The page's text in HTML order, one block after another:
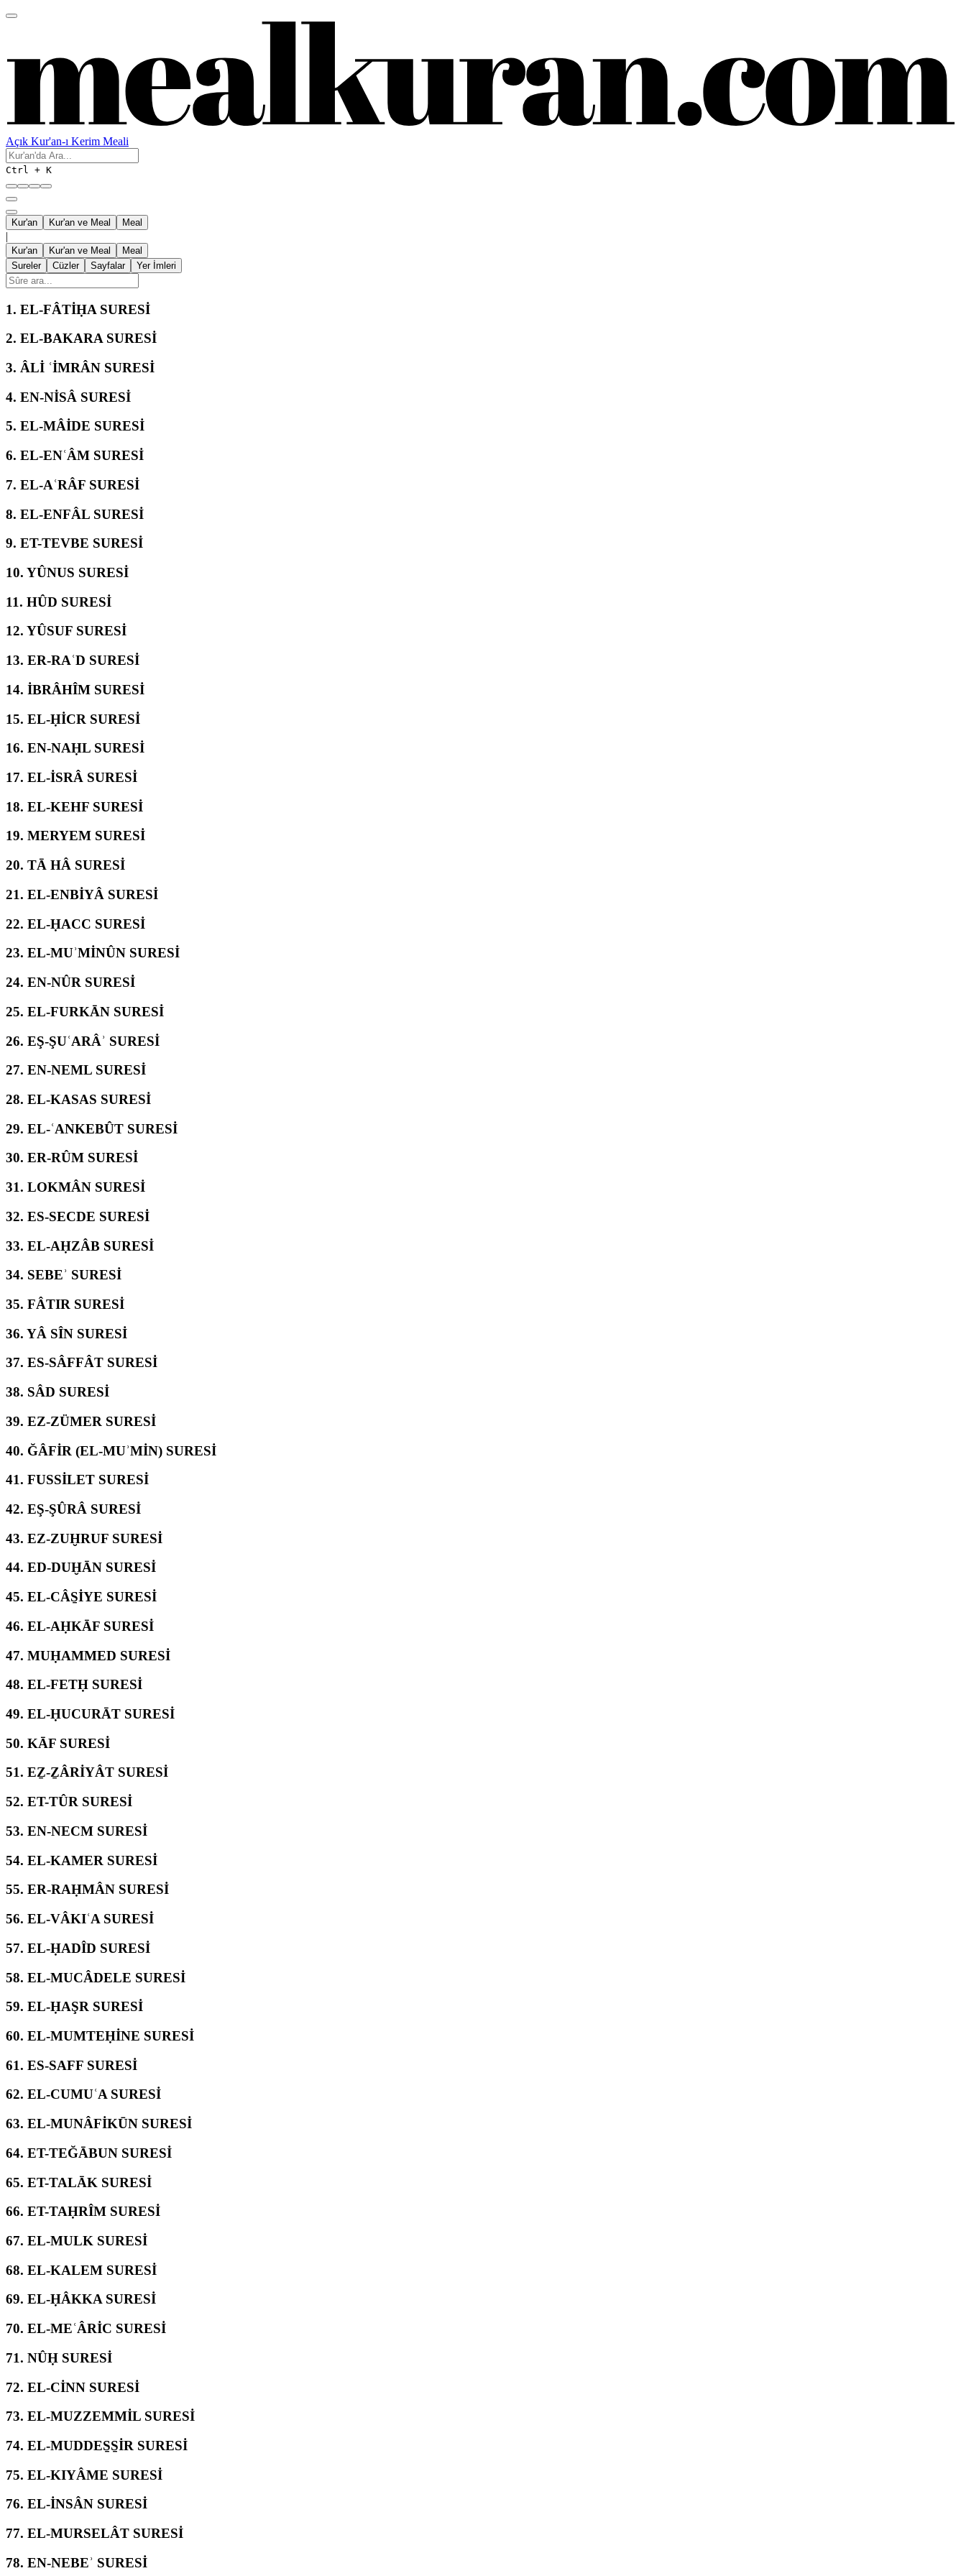
Açık Kur'an-ı Kerim Meali
Ctrl + K
Kur'an Kur'an ve Meal Meal
|
Kur'an Kur'an ve Meal
Meal
Sureler
Cüzler Sayfalar Yer İmleri
1. EL-FÂTİḤA SURESİ
2. EL-BAKARA SURESİ
3. ÂLİ ʿİMRÂN SURESİ
4. EN-NİSÂ SURESİ
5. EL-MÂİDE SURESİ
6. EL-ENʿÂM SURESİ
7. EL-AʿRÂF SURESİ
8. EL-ENFÂL SURESİ
9. ET-TEVBE SURESİ
10. YÛNUS SURESİ
11. HÛD SURESİ
12. YÛSUF SURESİ
13. ER-RAʿD SURESİ
14. İBRÂHÎM SURESİ
15. EL-ḤİCR SURESİ
16. EN-NAḤL SURESİ
17. EL-İSRÂ SURESİ
18. EL-KEHF SURESİ
19. MERYEM SURESİ
20. TĀ HÂ SURESİ
21. EL-ENBİYÂ SURESİ
22. EL-ḤACC SURESİ
23. EL-MUʾMİNÛN SURESİ
24. EN-NÛR SURESİ
25. EL-FURKĀN SURESİ
26. EŞ-ŞUʿARÂʾ SURESİ
27. EN-NEML SURESİ
28. EL-KASAS SURESİ
29. EL-ʿANKEBÛT SURESİ
30. ER-RÛM SURESİ
31. LOKMÂN SURESİ
32. ES-SECDE SURESİ
33. EL-AḤZÂB SURESİ
34. SEBEʾ SURESİ
35. FÂTIR SURESİ
36. YÂ SÎN SURESİ
37. ES-SÂFFÂT SURESİ
38. SÂD SURESİ
39. EZ-ZÜMER SURESİ
40. ĞÂFİR (EL-MUʾMİN) SURESİ
41. FUSSİLET SURESİ
42. EŞ-ŞÛRÂ SURESİ
43. EZ-ZUḪRUF SURESİ
44. ED-DUḪĀN SURESİ
45. EL-CÂS̱İYE SURESİ
46. EL-AḤKĀF SURESİ
47. MUḤAMMED SURESİ
48. EL-FETḤ SURESİ
49. EL-ḤUCURĀT SURESİ
50. KĀF SURESİ
51. EẔ-ẔÂRİYÂT SURESİ
52. ET-TÛR SURESİ
53. EN-NECM SURESİ
54. EL-KAMER SURESİ
55. ER-RAḤMÂN SURESİ
56. EL-VÂKIʿA SURESİ
57. EL-ḤADÎD SURESİ
58. EL-MUCÂDELE SURESİ
59. EL-ḤAŞR SURESİ
60. EL-MUMTEḤİNE SURESİ
61. ES-SAFF SURESİ
62. EL-CUMUʿA SURESİ
63. EL-MUNÂFİKŪN SURESİ
64. ET-TEĞĀBUN SURESİ
65. ET-TALĀK SURESİ
66. ET-TAḤRÎM SURESİ
67. EL-MULK SURESİ
68. EL-KALEM SURESİ
69. EL-ḤÂKKA SURESİ
70. EL-MEʿÂRİC SURESİ
71. NÛḤ SURESİ
72. EL-CİNN SURESİ
73. EL-MUZZEMMİL SURESİ
74. EL-MUDDES̱S̱İR SURESİ
75. EL-KIYÂME SURESİ
76. EL-İNSÂN SURESİ
77. EL-MURSELÂT SURESİ
78. EN-NEBEʾ SURESİ